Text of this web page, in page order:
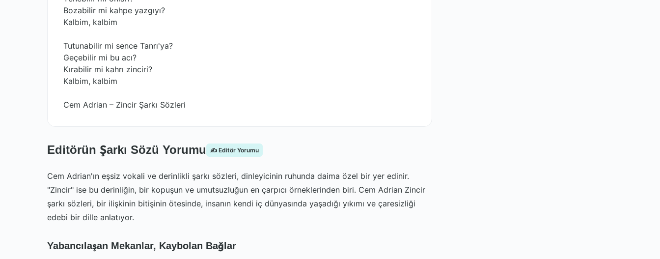
Bozabilir mi kahpe yazgıyı?
Kalbim, kalbim
Tutunabilir mi sence Tanrı'ya?
Geçebilir mi bu acı?
Kırabilir mi kahrı zinciri?
Kalbim, kalbim
Cem Adrian – Zincir Şarkı Sözleri
Editörün Şarkı Sözü Yorumu ✍️ Editör Yorumu
Cem Adrian'ın eşsiz vokali ve derinlikli şarkı sözleri, dinleyicinin ruhunda daima özel bir yer edinir.
"Zincir" ise bu derinliğin, bir kopuşun ve umutsuzluğun en çarpıcı örneklerinden biri. Cem Adrian Zincir
şarkı sözleri, bir ilişkinin bitişinin ötesinde, insanın kendi iç dünyasında yaşadığı yıkımı ve çaresizliği
edebi bir dille anlatıyor.
Yabancılaşan Mekanlar, Kaybolan Bağlar